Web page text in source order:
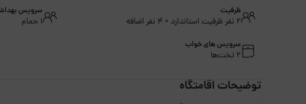
ظرفیت
2 نفر ظرفیت استاندارد + 4 نفر اضافه
سرویس
1 حمام
سرویس های خواب
2 تخت‌ها
توضیحات اقامتگاه